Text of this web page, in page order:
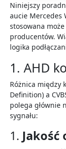
Niniejszy poradnik pokazuje jak podłączyć kamerę cofania w
aucie Mercedes
stosowana
producentów.
logika
1. AHD
Różnica między
Definition) a
polega głównie
sygnału:
1. Jakość